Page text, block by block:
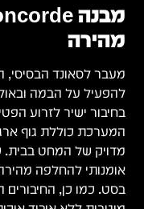
מהירה
מעבר לסאונד הבסיסי,
להפעיל על הבמה
בחיבור ישיר לזרוע
המערכת כוללת גוף
מדויק של המחט
אומנותי להחלפה
בסט. כמו כן,